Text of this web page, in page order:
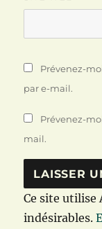
Prévenez-
par e-mail.
Prévenez-
mail.
Ce site utilise
indésirables.